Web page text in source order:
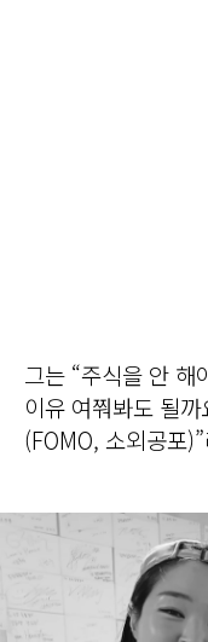
그는 “주식을 안 해
이유 여쭤봐도 될
(FOMO, 소외공포